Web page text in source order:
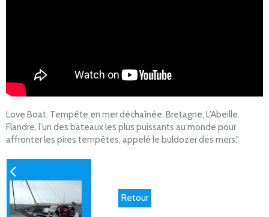
Love Boat. Tempête en mer déchaînée. Bretagne, L'Abeille
Flandre, l'un des bateaux les plus puissants au monde pour
affronter les pires tempêtes, appelé le buldozer des mers,"
Retour